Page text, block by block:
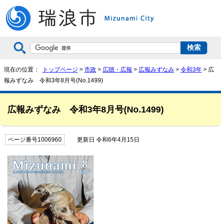
現在の位置： トップページ > 市政 > 広聴・広報 > 広報みずなみ > 令和3年 > 広
報みずなみ 令和3年8月号(No.1499)
広報みずなみ 令和3年8月号(No.1499)
ページ番号1006960 更新日 令和6年4月15日